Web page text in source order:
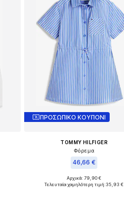
ΠΡΟΣΩΠΙΚΟ ΚΟΥΠΟΝΙ
TOMMY HILFIGER
Φόρεμα
46,66 €
Διαθέσιμα μεγέθη: 140, 152
Αρχικά: 79,90 €
Τελευταία χαμηλότερη τιμή:35,93 €